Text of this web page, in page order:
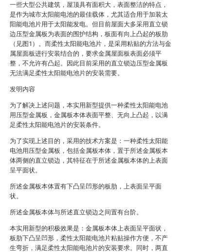
一些大型公共建筑，屋顶具有面积大，表面整洁的特点，
是作为城市太阳能电池的最佳载体，尤其适合用于加装太
阳能电池片用于太阳能发电。但目前屋面大多采用直立锁
边压型金属板为表面的围护结构，板面有向上凸起的板肋
（见图1）。而柔性太阳能电池片，是采用粘贴的方法与金
属屋面板进行安装结合的，要求金属屋面板表面必须平
整，不允许有凸起。因此目前采用的直立锁边压型金属板
无法满足柔性太阳能电池片的安装需要。
发明内容
为了解决上述问题，本实用新型提供一种柔性太阳能电池
用压型金属板，金属板本体表面平整、无向上凸起，以满
足柔性太阳能电池片的安装条件。
为了实现上述目的，采用的技术方案是：一种柔性太阳能
电池用压型金属板，包括金属板本体，置于所述金属板本
体两侧的直立锁边，其特征在于所述金属板本体的上表面
呈平面状。
所述金属板本体置有下凸呈凹形的板肋，上表面呈平面
状。
所述金属板本体与所述直立锁边之间置有台阶。
本实用新型的积极效果是：金属板本体上表面呈平面状，
板肋下凸呈凹形，柔性太阳能电池片粘贴操作方便，不产
生弯折，满足柔性太阳能电池片的安装要求。同时，两直